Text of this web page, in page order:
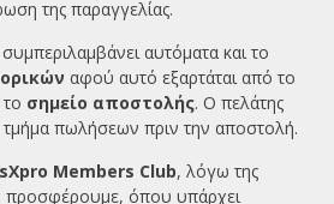
της παραγγελίας.
αυτόματα και το
αφού αυτό εξαρτάται από το
το σημείο αποστολής. Ο πελάτης
τμήμα πωλήσεων πριν την αποστολή.
Members Club, λόγω της
προσφέρουμε, όπου υπάρχει